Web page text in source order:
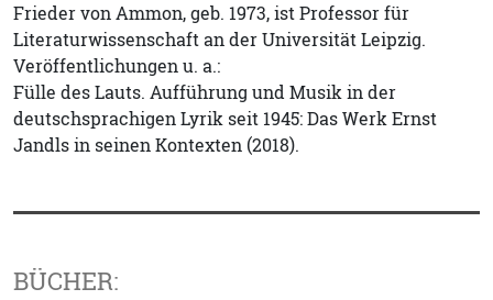
Frieder von Ammon, geb. 1973, ist Professor für
Literaturwissenschaft an der Universität Leipzig.
Veröffentlichungen u. a.:
Fülle des Lauts. Aufführung und Musik in der
deutschsprachigen Lyrik seit 1945: Das Werk Ernst
Jandls in seinen Kontexten (2018).
BÜCHER: